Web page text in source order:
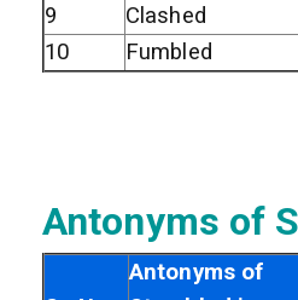
9
Clashed
10
Fumbled
Antonyms of
Antonyms of